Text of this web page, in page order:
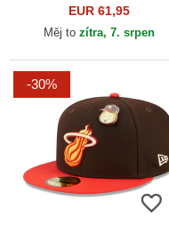
Elements Fire Pin Los
Angeles Dodgers MLB New
EUR 61,95
Měj to zítra, 7. srpen
-30%